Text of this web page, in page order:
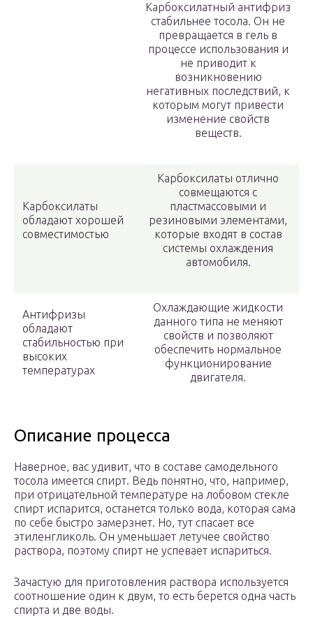
Карбоксилатный антифриз
стабильнее тосола. Он не
превращается в гель в
процессе использования и
не приводит к
возникновению
негативных последствий, к
которым могут привести
изменение свойств
веществ.
Карбоксилаты
обладают хорошей
совместимостью
Карбоксилаты отлично
совмещаются с
пластмассовыми и
резиновыми элементами,
которые входят в состав
системы охлаждения
автомобиля.
Антифризы
обладают
стабильностью при
высоких
температурах
Охлаждающие жидкости
данного типа не меняют
свойств и позволяют
обеспечить нормальное
функционирование
двигателя.
Описание процесса
Наверное, вас удивит, что в составе самодельного
тосола имеется спирт. Ведь понятно, что, например,
при отрицательной температуре на лобовом стекле
спирт испарится, останется только вода, которая сама
по себе быстро замерзнет. Но, тут спасает все
этиленгликоль. Он уменьшает летучее свойство
раствора, поэтому спирт не успевает испариться.
Зачастую для приготовления раствора используется
соотношение один к двум, то есть берется одна часть
спирта и две воды.